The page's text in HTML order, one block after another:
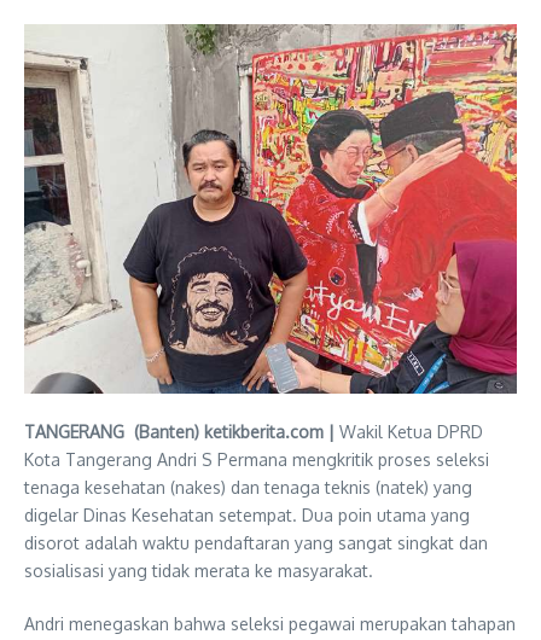
TANGERANG (Banten) ketikberita.com | Wakil Ketua DPRD
Kota Tangerang Andri S Permana mengkritik proses seleksi
tenaga kesehatan (nakes) dan tenaga teknis (natek) yang
digelar Dinas Kesehatan setempat. Dua poin utama yang
disorot adalah waktu pendaftaran yang sangat singkat dan
sosialisasi yang tidak merata ke masyarakat.
Andri menegaskan bahwa seleksi pegawai merupakan tahapan